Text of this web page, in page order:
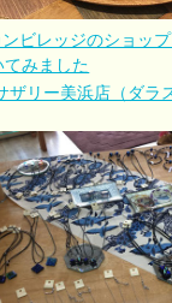
ビレッジのショッ
みました
ザリー美浜店（ダラ